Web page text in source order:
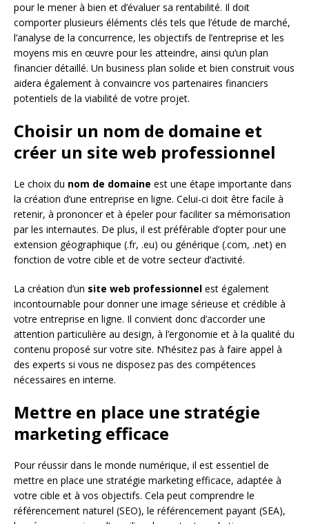
pour le mener à bien et d’évaluer sa rentabilité. Il doit
comporter plusieurs éléments clés tels que l’étude de marché,
l’analyse de la concurrence, les objectifs de l’entreprise et les
moyens mis en œuvre pour les atteindre, ainsi qu’un plan
financier détaillé. Un business plan solide et bien construit vous
aidera également à convaincre vos partenaires financiers
potentiels de la viabilité de votre projet.
Choisir un nom de domaine et
créer un site web professionnel
Le choix du nom de domaine est une étape importante dans
la création d’une entreprise en ligne. Celui-ci doit être facile à
retenir, à prononcer et à épeler pour faciliter sa mémorisation
par les internautes. De plus, il est préférable d’opter pour une
extension géographique (.fr, .eu) ou générique (.com, .net) en
fonction de votre cible et de votre secteur d’activité.
La création d’un site web professionnel est également
incontournable pour donner une image sérieuse et crédible à
votre entreprise en ligne. Il convient donc d’accorder une
attention particulière au design, à l’ergonomie et à la qualité du
contenu proposé sur votre site. N’hésitez pas à faire appel à
des experts si vous ne disposez pas des compétences
nécessaires en interne.
Mettre en place une stratégie
marketing efficace
Pour réussir dans le monde numérique, il est essentiel de
mettre en place une stratégie marketing efficace, adaptée à
votre cible et à vos objectifs. Cela peut comprendre le
référencement naturel (SEO), le référencement payant (SEA),